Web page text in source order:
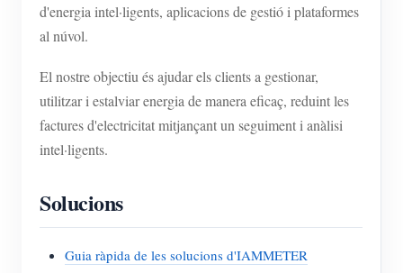
d'energia intel·ligents, aplicacions de gestió i plataformes
al núvol.
El nostre objectiu és ajudar els clients a gestionar,
utilitzar i estalviar energia de manera eficaç, reduint les
factures d'electricitat mitjançant un seguiment i anàlisi
intel·ligents.
Solucions
Guia ràpida de les solucions d'IAMMETER